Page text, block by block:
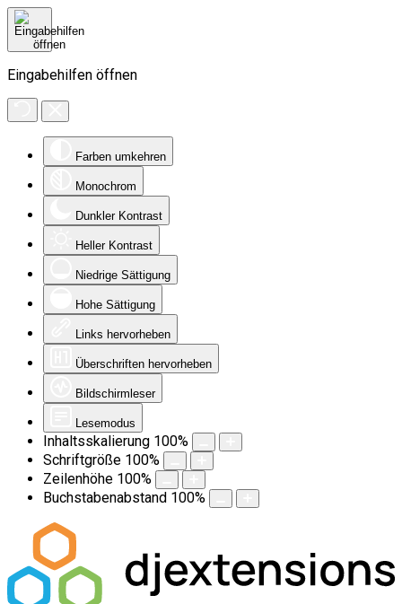
Eingabehilfen öffnen
Farben umkehren
Monochrom
Dunkler Kontrast
Heller Kontrast
Niedrige Sättigung
Hohe Sättigung
Links hervorheben
Überschriften hervorheben
Bildschirmleser
Lesemodus
Inhaltsskalierung 100%
Schriftgröße 100%
Zeilenhöhe 100%
Buchstabenabstand 100%